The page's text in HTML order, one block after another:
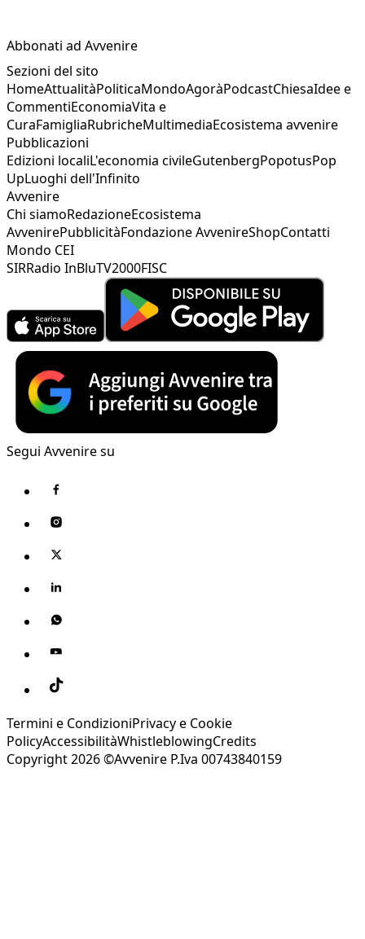
Abbonati ad Avvenire
Sezioni del sito
HomeAttualitàPoliticaMondoAgoràPodcastChiesaIdee e
CommentiEconomiaVita e
CuraFamigliaRubricheMultimediaEcosistema avvenire
Pubblicazioni
Edizioni localiL'economia civileGutenbergPopotusPop
UpLuoghi dell'Infinito
Avvenire
Chi siamoRedazioneEcosistema
AvvenirePubblicitàFondazione AvvenireShopContatti
Mondo CEI
SIRRadio InBluTV2000FISC
Segui Avvenire su
Termini e CondizioniPrivacy e Cookie
PolicyAccessibilitàWhistleblowingCredits
Copyright 2026 ©Avvenire P.Iva 00743840159